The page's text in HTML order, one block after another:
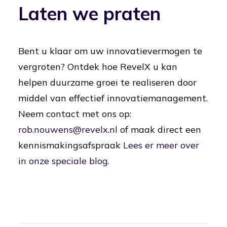
Laten we praten
Bent u klaar om uw innovatievermogen te
vergroten? Ontdek hoe RevelX u kan
helpen duurzame groei te realiseren door
middel van effectief innovatiemanagement.
Neem contact met ons op:
rob.nouwens@revelx.nl of maak direct een
kennismakingsafspraak Lees er meer over
in onze speciale blog.